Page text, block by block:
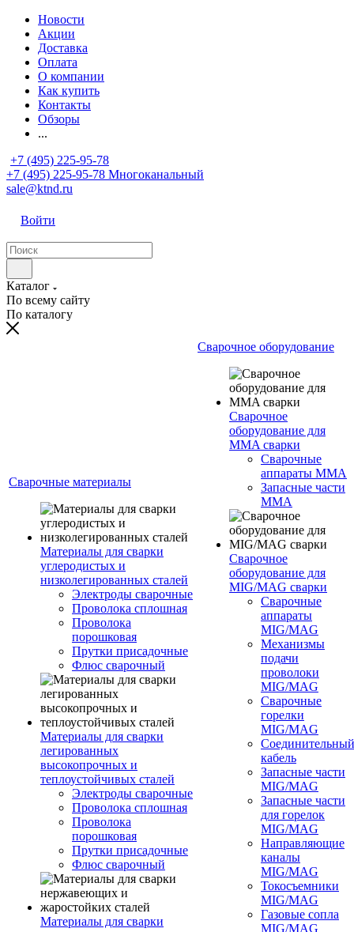
Новости
Акции
Доставка
Оплата
О компании
Как купить
Контакты
Обзоры
...
+7 (495) 225-95-78
+7 (495) 225-95-78 Многоканальный
sale@ktnd.ru
Войти
Каталог
По всему сайту
По каталогу
Сварочные материалы
Материалы для сварки
углеродистых и
низколегированных сталей
Электроды сварочные
Проволока сплошная
Проволока
порошковая
Прутки присадочные
Флюс сварочный
Материалы для сварки
легированных
высокопрочных и
теплоустойчивых сталей
Электроды сварочные
Проволока сплошная
Проволока
порошковая
Прутки присадочные
Флюс сварочный
Материалы для сварки
Сварочное оборудование
Сварочное
оборудование для
MMA сварки
Сварочные
аппараты MMA
Запасные части
MMA
Сварочное
оборудование для
MIG/MAG сварки
Сварочные
аппараты
MIG/MAG
Механизмы
подачи
проволоки
MIG/MAG
Сварочные
горелки
MIG/MAG
Соединительный
кабель
Запасные части
MIG/MAG
Запасные части
для горелок
MIG/MAG
Направляющие
каналы
MIG/MAG
Токосъемники
MIG/MAG
Газовые сопла
MIG/MAG